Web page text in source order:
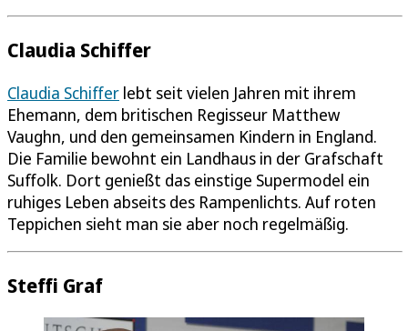
Claudia Schiffer
Claudia Schiffer lebt seit vielen Jahren mit ihrem
Ehemann, dem britischen Regisseur Matthew
Vaughn, und den gemeinsamen Kindern in England.
Die Familie bewohnt ein Landhaus in der Grafschaft
Suffolk. Dort genießt das einstige Supermodel ein
ruhiges Leben abseits des Rampenlichts. Auf roten
Teppichen sieht man sie aber noch regelmäßig.
Steffi Graf